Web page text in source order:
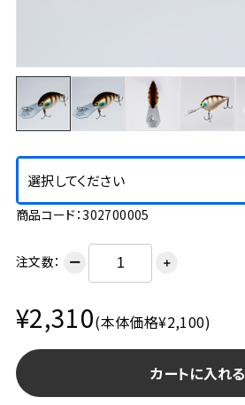
選択してください
商品コード：302700005
注文数： ー ＋
¥2,310(本体価格¥2,100)
カートに入れる